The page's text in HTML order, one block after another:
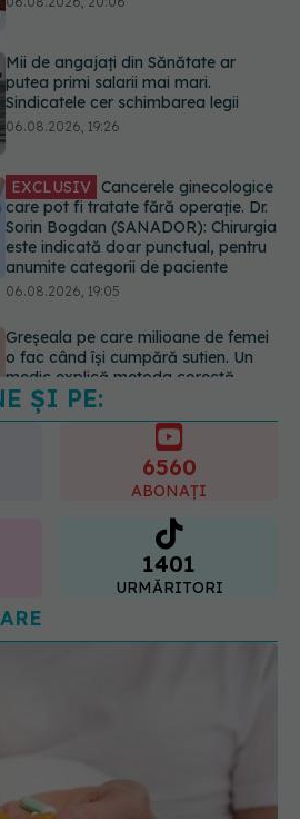
EXCLUSIV Cancerele ginecologice
care pot fi tratate fără operație. Dr.
Sorin Bogdan (SANADOR): Chirurgia
este indicată doar punctual, pentru
anumite categorii de paciente
Greșeala pe care milioane de femei
o fac când își cumpără sutien. Un
medic explică metoda corectă
06.08.2026, 18:08
EXCLUSIV De ce unele paciente
cu cancer de col uterin nu mai ajung
la operație. Dr. Sorin Bogdan
(SANADOR): Intervenția
chirurgicală, doar în situații
ȘI PE:
1401